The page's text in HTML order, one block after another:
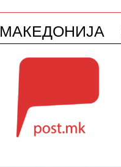
МАКЕДОНИЈА